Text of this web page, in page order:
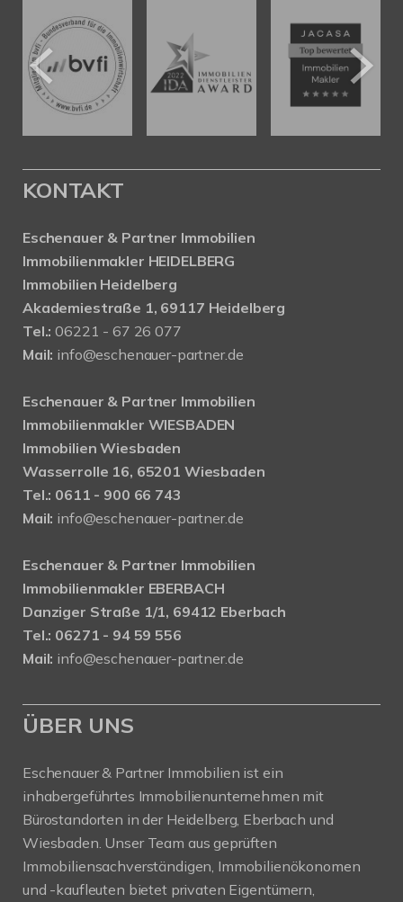
KONTAKT
Eschenauer & Partner Immobilien
Immobilienmakler HEIDELBERG
Immobilien Heidelberg
Akademiestraße 1, 69117 Heidelberg
Tel.:06221 - 67 26 077
Mail: info@eschenauer-partner.de
Eschenauer & Partner Immobilien
Immobilienmakler WIESBADEN
Immobilien Wiesbaden
Wasserrolle 16, 65201 Wiesbaden
Tel.: 0611 - 900 66 743
Mail: info@eschenauer-partner.de
Eschenauer & Partner Immobilien
Immobilienmakler EBERBACH
Danziger Straße 1/1, 69412 Eberbach
Tel.: 06271 - 94 59 556
Mail: info@eschenauer-partner.de
ÜBER UNS
Eschenauer & Partner Immobilien ist ein
inhabergeführtes Immobilienunternehmen mit
Bürostandorten in der Heidelberg, Eberbach und
Wiesbaden. Unser Team aus geprüften
Immobiliensachverständigen, Immobilienökonomen
und -kaufleuten bietet privaten Eigentümern,